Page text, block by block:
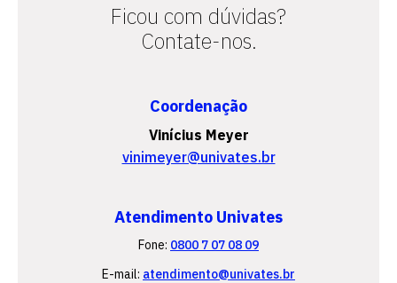
Ficou com dúvidas?
Contate-nos.
Coordenação
Vinícius Meyer
vinimeyer@univates.br
Atendimento Univates
Fone: 0800 7 07 08 09
E-mail: atendimento@univates.br